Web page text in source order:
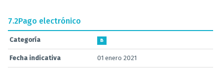
7.2Pago electrónico
Categoría B
Fecha indicativa 01 enero 2021